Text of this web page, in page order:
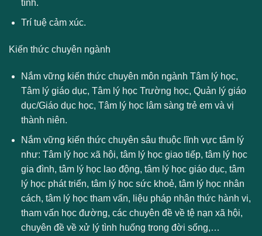
tính.
Trí tuệ cảm xúc.
Kiến thức chuyên ngành
Nắm vững kiến thức chuyên môn ngành Tâm lý học,
Tâm lý giáo dục, Tâm lý học Trường học, Quản lý giáo
dục/Giáo dục học, Tâm lý học lâm sàng trẻ em và vị
thành niên.
Nắm vững kiến thức chuyên sâu thuộc lĩnh vực tâm lý
như: Tâm lý học xã hội, tâm lý học giao tiếp, tâm lý học
gia đình, tâm lý học lao động, tâm lý học giáo dục, tâm
lý học phát triển, tâm lý học sức khoẻ, tâm lý học nhân
cách, tâm lý học tham vấn, liệu pháp nhận thức hành vi,
tham vấn học đường, các chuyên đề về tệ nạn xã hội,
chuyên đề về xử lý tình huống trong đời sống,…